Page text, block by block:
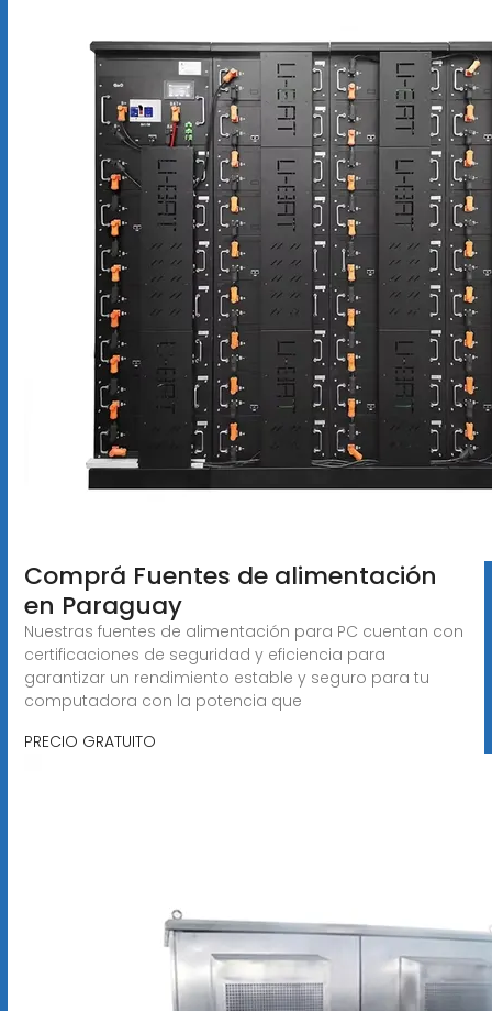
Comprá Fuentes de alimentación
en Paraguay
Nuestras fuentes de alimentación para PC cuentan con
certificaciones de seguridad y eficiencia para
garantizar un rendimiento estable y seguro para tu
computadora con la potencia que
PRECIO GRATUITO